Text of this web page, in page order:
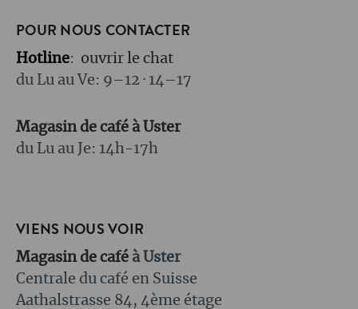
POUR NOUS CONTACTER
Hotline: ouvrir le chat
du Lu au Ve: 9–12 · 14–17
Magasin de café à Uster
du Lu au Je: 14h-17h
VIENS NOUS VOIR
Magasin de café à Uster
Centrale du café en Suisse
Aathalstrasse 84, 4ème étage